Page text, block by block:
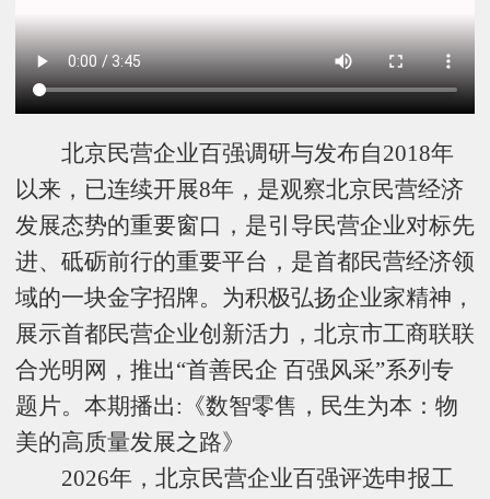
北京民营企业百强调研与发布自2018年
以来，已连续开展8年，是观察北京民营经济
发展态势的重要窗口，是引导民营企业对标先
进、砥砺前行的重要平台，是首都民营经济领
域的一块金字招牌。为积极弘扬企业家精神，
展示首都民营企业创新活力，北京市工商联联
合光明网，推出“首善民企 百强风采”系列专
题片。本期播出:《数智零售，民生为本：物
美的高质量发展之路》
2026年，北京民营企业百强评选申报工